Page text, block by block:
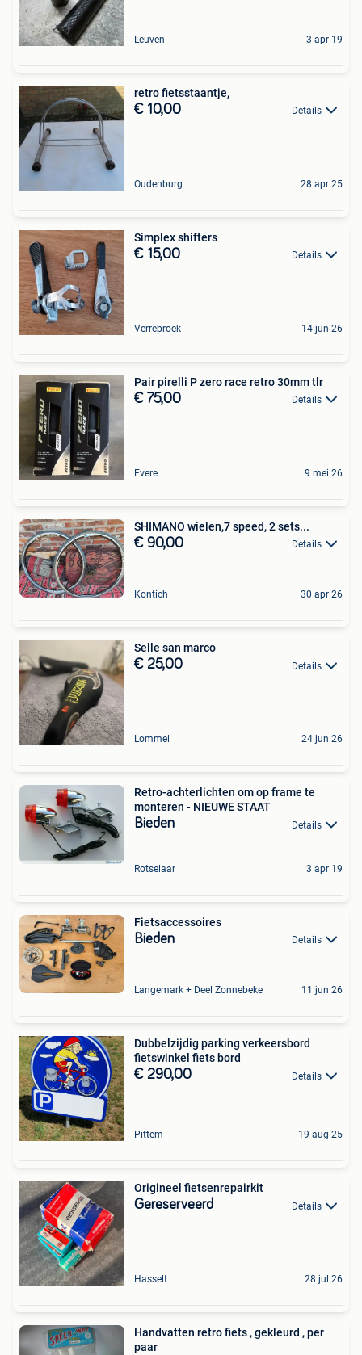
Leuven 3 apr 19
retro fietsstaantje,
€ 10,00 Details
Oudenburg 28 apr 25
Simplex shifters
€ 15,00 Details
Verrebroek 14 jun 26
Pair pirelli P zero race retro 30mm tlr
€ 75,00 Details
Evere 9 mei 26
SHIMANO wielen,7 speed, 2 sets...
€ 90,00 Details
Kontich 30 apr 26
Selle san marco
€ 25,00 Details
Lommel 24 jun 26
Retro-achterlichten om op frame te
monteren - NIEUWE STAAT
Bieden Details
Rotselaar 3 apr 19
Fietsaccessoires
Bieden Details
Langemark + Deel Zonnebeke 11 jun 26
Dubbelzijdig parking verkeersbord
fietswinkel fiets bord
€ 290,00 Details
Pittem 19 aug 25
Origineel fietsenrepairkit
Gereserveerd Details
Hasselt 28 jul 26
Handvatten retro fiets , gekleurd , per
paar